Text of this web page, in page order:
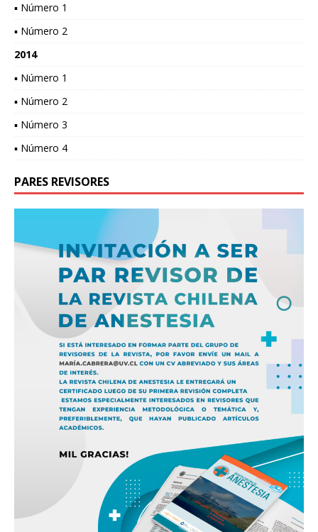
▪ Número 1
▪ Número 2
2014
▪ Número 1
▪ Número 2
▪ Número 3
▪ Número 4
PARES REVISORES